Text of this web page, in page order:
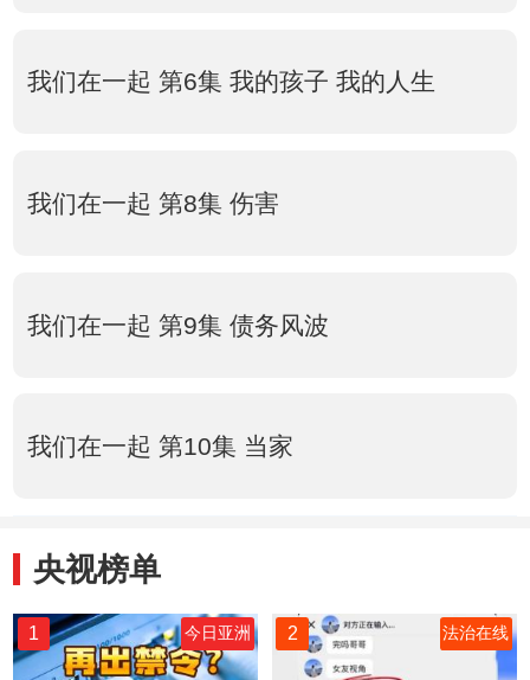
我们在一起 第6集 我的孩子 我的人生
我们在一起 第8集 伤害
我们在一起 第9集 债务风波
我们在一起 第10集 当家
央视榜单
1 今日亚洲 2 法治在线